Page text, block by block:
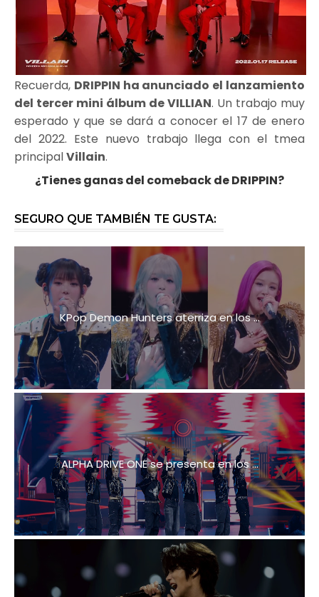
Recuerda, DRIPPIN ha anunciado el lanzamiento
del tercer mini álbum de VILLIAN. Un trabajo muy
esperado y que se dará a conocer el 17 de enero
del 2022. Este nuevo trabajo llega con el tmea
principalVillain.
¿Tienes ganas del comeback de DRIPPIN?
SEGURO QUE TAMBIÉN TE GUSTA:
KPop Demon Hunters aterriza en los ...
ALPHA DRIVE ONE se presenta en los ...